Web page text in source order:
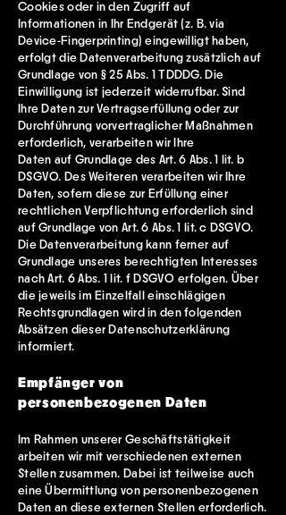
Cookies oder in den Zugriff auf
Informationen in Ihr Endgerät (z. B. via
Device-Fingerprinting) eingewilligt haben,
erfolgt die Datenverarbeitung zusätzlich auf
Grundlage von § 25 Abs. 1 TDDDG. Die
Einwilligung ist jederzeit widerrufbar. Sind
Ihre Daten zur Vertragserfüllung oder zur
Durchführung vorvertraglicher Maßnahmen
erforderlich, verarbeiten wir Ihre
Daten auf Grundlage des Art. 6 Abs. 1 lit. b
DSGVO. Des Weiteren verarbeiten wir Ihre
Daten, sofern diese zur Erfüllung einer
rechtlichen Verpflichtung erforderlich sind
auf Grundlage von Art. 6 Abs. 1 lit. c DSGVO.
Die Datenverarbeitung kann ferner auf
Grundlage unseres berechtigten Interesses
nach Art. 6 Abs. 1 lit. f DSGVO erfolgen. Über
die jeweils im Einzelfall einschlägigen
Rechtsgrundlagen wird in den folgenden
Absätzen dieser Datenschutzerklärung
informiert.
Empfänger von
personenbezogenen Daten
Im Rahmen unserer Geschäftstätigkeit
arbeiten wir mit verschiedenen externen
Stellen zusammen. Dabei ist teilweise auch
eine Übermittlung von personenbezogenen
Daten an diese externen Stellen erforderlich.